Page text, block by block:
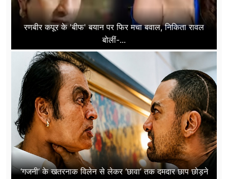
रणबीर कपूर के 'बीफ' बयान पर फिर मचा बवाल, निकिता रावल
बोलीं-...
‘गजनी’ के खतरनाक विलेन से लेकर ‘छावा’ तक दमदार छाप छोड़ने